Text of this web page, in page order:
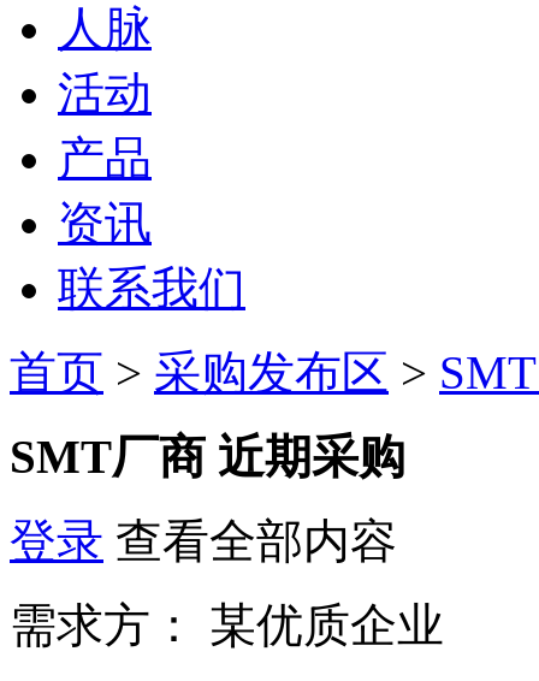
人脉
活动
产品
资讯
联系我们
首页 > 采购发布区 >
SMT厂商 近期采购
登录 查看全部内容
需求方：
某优质企业